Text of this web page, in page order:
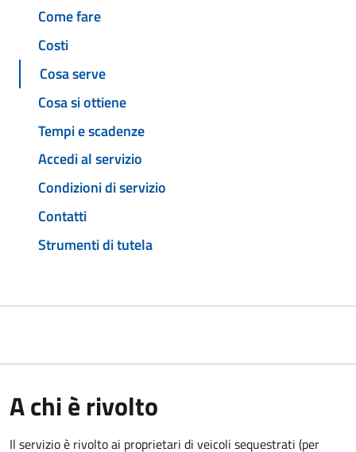
Come fare
Costi
Cosa serve
Cosa si ottiene
Tempi e scadenze
Accedi al servizio
Condizioni di servizio
Contatti
Strumenti di tutela
A chi è rivolto
Il servizio è rivolto ai proprietari di veicoli sequestrati (per